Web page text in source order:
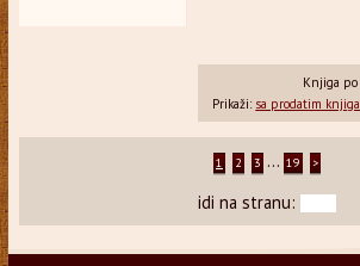
Knjiga
Prikaži: sa prodatim
1 2 3 ... 19 >
idi na stranu: